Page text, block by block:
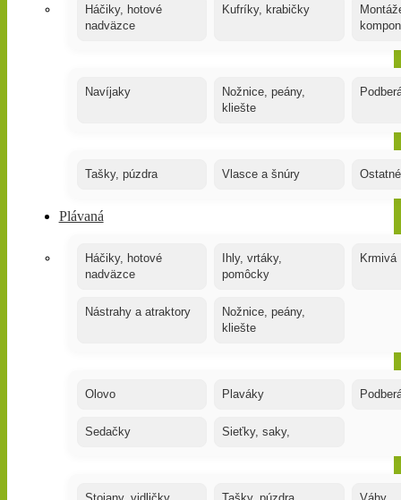
Háčiky, hotové
nadväzce
Kufríky, krabičky
Navíjaky
Nožnice, peány,
kliešte
Tašky, púzdra Vlasce a šnúry
Plávaná
Háčiky, hotové
nadväzce
Ihly, vrtáky,
pomôcky
Krmivá
Nástrahy a atraktory
Nožnice, peány,
kliešte
Olovo Plaváky
Sedačky Sieťky, saky,